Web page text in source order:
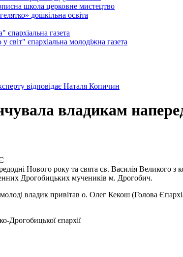
школа церковне мистецтво
дошкільна освіта
єпархіальна газета
світ" єпархіальна молодіжна газета
відповідає Наталя Копичин
владикам
Нового року та свята св. Василія Великого
Дрогобицьких мучеників м. Дрогобич.
молоді владик привітав о. Олег Кекош (Голова
Дрогобицької єпархії